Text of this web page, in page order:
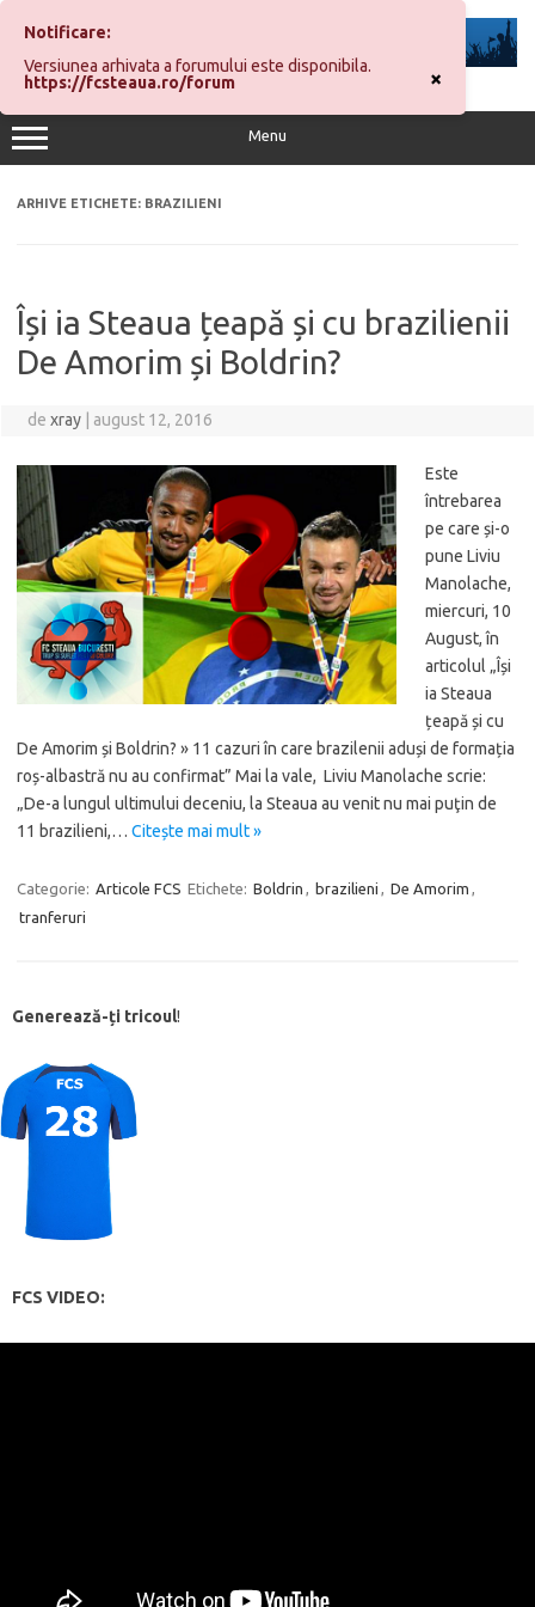
Sari
conținut
Menu
ARHIVE ETICHETE: BRAZILIENI
Își ia Steaua țeapă și cu brazilienii
De Amorim și Boldrin?
de xray august 12, 2016
Este
întrebarea
pe care și-o
pune Liviu
Manolache,
miercuri, 10
August, în
articolul „Își
ia Steaua
țeapă și cu
De Amorim și Boldrin? » 11 cazuri în care brazilenii aduși de formația
roș-albastră nu au confirmat” Mai la vale, Liviu Manolache scrie:
„De-a lungul ultimului deceniu, la Steaua au venit nu mai puţin de
11 brazilieni,… Citește mai mult »
Categorie: Articole FCS Etichete: Boldrin , brazilieni , De Amorim ,
tranferuri
Generează-ți tricoul!
FCS VIDEO:
×
Notificare:
Versiunea arhivata a forumului este disponibila.
https://fcsteaua.ro/forum